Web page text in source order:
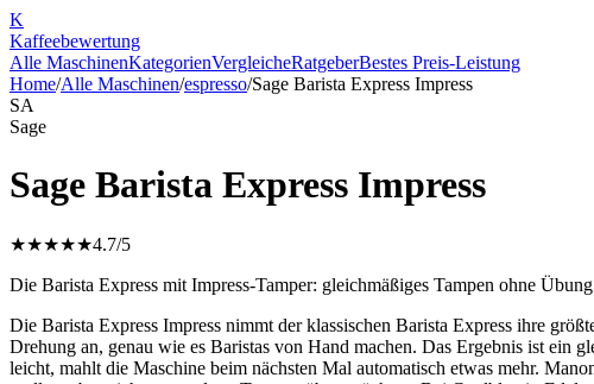
K
Kaffeebewertung
Alle MaschinenKategorienVergleicheRatgeberBestes Preis-Leistung
Home/Alle Maschinen/espresso/Sage Barista Express Impress
SA
Sage
Sage Barista Express Impress
★★★★★4.7/5
Die Barista Express mit Impress-Tamper: gleichmäßiges Tampen ohne
Die Barista Express Impress nimmt der klassischen Barista Express ihre
Drehung an, genau wie es Baristas von Hand machen. Das Ergebnis ist ein
leicht, mahlt die Maschine beim nächsten Mal automatisch etwas mehr.